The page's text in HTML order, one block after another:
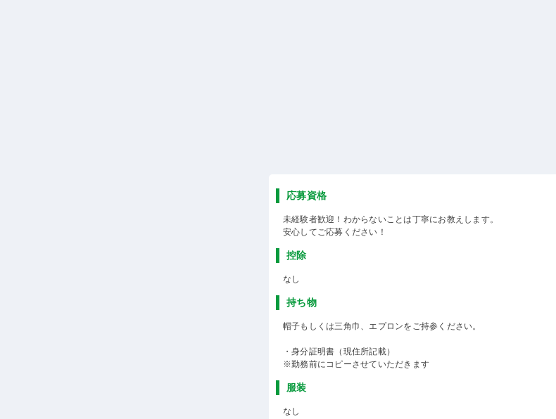
応募資格
未経験者歓迎！わからないことは丁寧にお教えします。
安心してご応募ください！
控除
なし
持ち物
帽子もしくは三角巾、エプロンをご持参ください。
・身分証明書（現住所記載）
※勤務前にコピーさせていただきます
服装
なし